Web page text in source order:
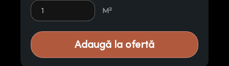
Lambris vieilli E23 quantity
M²
Adaugă la ofertă